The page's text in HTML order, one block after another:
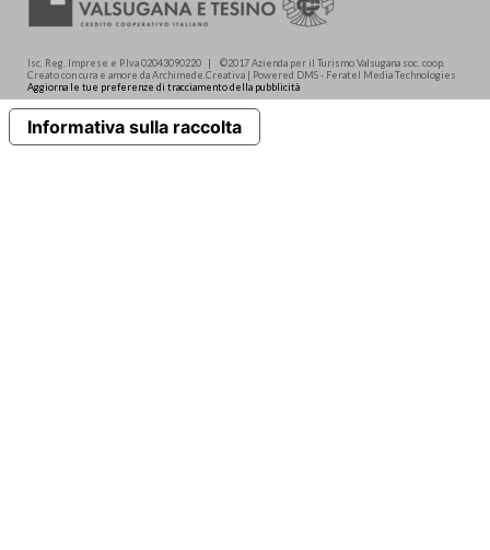
Isc. Reg. Imprese e P.Iva 02043090220 | ©2017 Azienda per il Turismo Valsugana soc. coop.
Creato con cura e amore da Archimede.Creativa | Powered DMS - Feratel Media Technologies
Aggiorna le tue preferenze di tracciamento della pubblicità
Informativa sulla raccolta